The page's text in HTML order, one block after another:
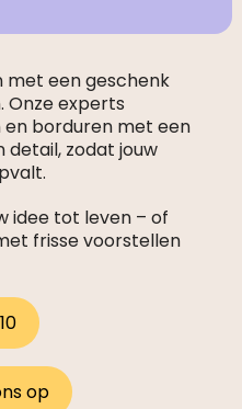
met een geschenk
Onze experts
borduren met een
detail, zodat jouw
idee tot leven – of
frisse voorstellen
op